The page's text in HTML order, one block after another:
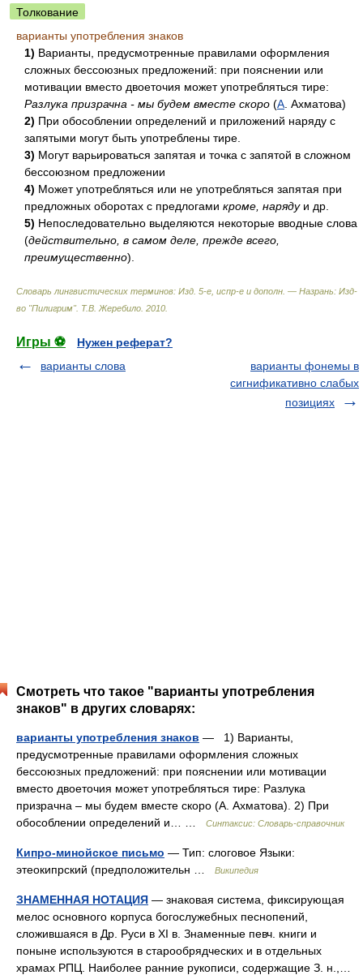
Толкование
варианты употребления знаков
1) Варианты, предусмотренные правилами оформления
сложных бессоюзных предложений: при пояснении или
мотивации вместо двоеточия может употребляться тире:
Разлука призрачна - мы будем вместе скоро (А . Ахматова)
2) При обособлении определений и приложений наряду с
запятыми могут быть употреблены тире.
3) Могут варьироваться запятая и точка с запятой в сложном
бессоюзном предложении
4) Может употребляться или не употребляться запятая при
предложных оборотах с предлогами кроме, нарядуи др.
5) Непоследовательно выделяются некоторые вводные слова
(действительно, в самом деле, прежде всего,
преимущественно).
Словарь лингвистических терминов: Изд. 5-е, испр-е и дополн. — Назрань: Изд-
во "Пилигрим". Т.В. Жеребило 2010
Игры ⚽
Нужен реферат?
варианты слова
варианты фонемы в
сигнификативно слабых
позициях
Смотреть что такое "варианты употребления
знаков" в других словарях:
варианты употребления знаков — 1) Варианты,
предусмотренные правилами оформления сложных
бессоюзных предложений: при пояснении или мотивации
вместо двоеточия может употребляться тире: Разлука
призрачна – мы будем вместе скоро (А. Ахматова). 2) При
обособлении определений и… …
Синтаксис: Словарь-справочник
Кипро-минойское письмо — Тип: слоговое Языки:
этеокипрский (предположительн …
Википедия
ЗНАМЕННАЯ НОТАЦИЯ — знаковая система, фиксирующая
мелос основного корпуса богослужебных песнопений,
сложившаяся в Др. Руси в XI в. Знаменные певч. книги и
поныне используются в старообрядческих и в отдельных
храмах РПЦ. Наиболее ранние рукописи, содержащие З. н.,…